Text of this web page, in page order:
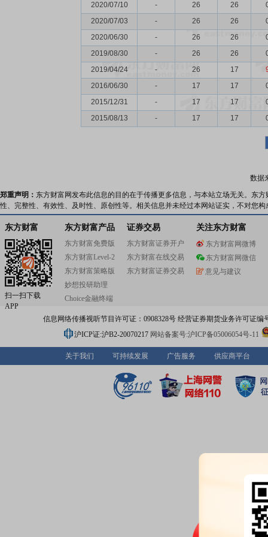
2020/07/10 - 26 26
2020/07/03
- 26 26
2020/06/30
- 26 26
2019/08/30
- 26 26
2019/04/24
- 26 17
2016/06/30
- 17 17
2015/12/31
- 17 17
2015/08/13
- 17 17
数据
郑重声明： 东方财富网发布此信息的目的在于传播更多信息，与本站立场无关。东
性、完整性、有效性、及时性、原创性等。相关信息并未经过本网站证实，不对您
东方财富
扫一扫下载
APP
东方财富产品
东方财富免费版
东方财富Level-2
东方财富策略版
妙想投研助理
Choice金融终端
证券交易
东方财富证券开户
东方财富在线交易
东方财富证券交易
关注东方财富
东方财富网微博
东方财富网微信
意见与建议
信息网络传播视听节目许可证：0908328号 经营证券期货业务许可证编
沪ICP证:沪B2-20070217 网站备案号:沪ICP备05006054号-11
关于我们 可持续发展 广告服务 供应商平台